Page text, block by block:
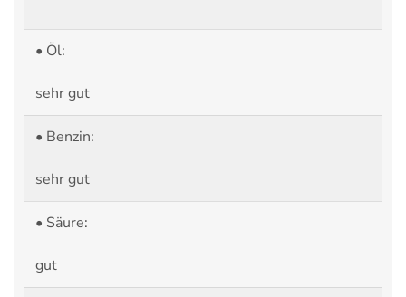
• Öl:
sehr gut
• Benzin:
sehr gut
• Säure:
gut